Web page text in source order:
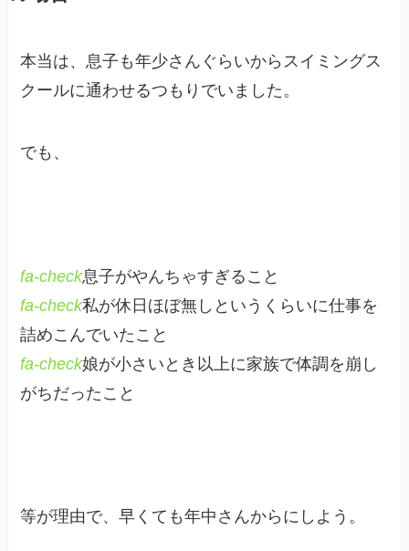
本当は、息子も年少さんぐらいからスイミングス
クールに通わせるつもりでいました。
でも、
fa-check息子がやんちゃすぎること
fa-check私が休日ほぼ無しというくらいに仕事を
詰めこんでいたこと
fa-check娘が小さいとき以上に家族で体調を崩し
がちだったこと
等が理由で、早くても年中さんからにしよう。